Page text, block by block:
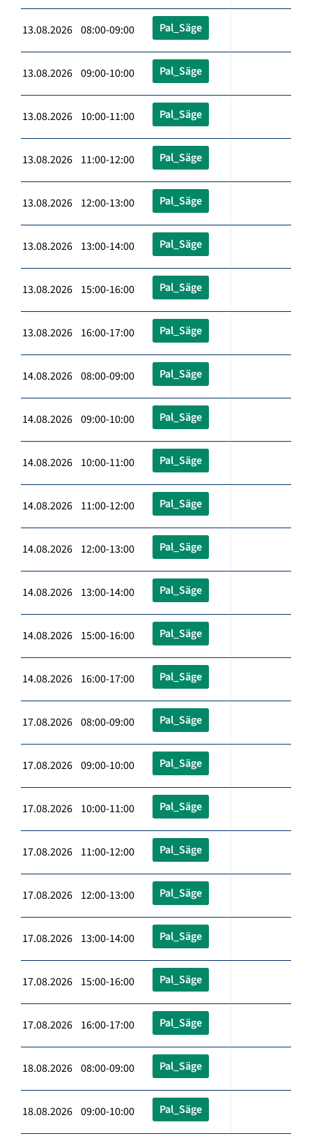
13.08.2026 08:00-09:00 Pal_Säge
13.08.2026 09:00-10:00 Pal_Säge
13.08.2026 10:00-11:00 Pal_Säge
13.08.2026 11:00-12:00 Pal_Säge
13.08.2026 12:00-13:00 Pal_Säge
13.08.2026 13:00-14:00 Pal_Säge
13.08.2026 15:00-16:00 Pal_Säge
13.08.2026 16:00-17:00 Pal_Säge
14.08.2026 08:00-09:00 Pal_Säge
14.08.2026 09:00-10:00 Pal_Säge
14.08.2026 10:00-11:00 Pal_Säge
14.08.2026 11:00-12:00 Pal_Säge
14.08.2026 12:00-13:00 Pal_Säge
14.08.2026 13:00-14:00 Pal_Säge
14.08.2026 15:00-16:00 Pal_Säge
14.08.2026 16:00-17:00 Pal_Säge
17.08.2026 08:00-09:00 Pal_Säge
17.08.2026 09:00-10:00 Pal_Säge
17.08.2026 10:00-11:00 Pal_Säge
17.08.2026 11:00-12:00 Pal_Säge
17.08.2026 12:00-13:00 Pal_Säge
17.08.2026 13:00-14:00 Pal_Säge
17.08.2026 15:00-16:00 Pal_Säge
17.08.2026 16:00-17:00 Pal_Säge
18.08.2026 08:00-09:00 Pal_Säge
18.08.2026 09:00-10:00 Pal_Säge